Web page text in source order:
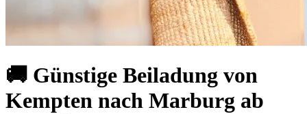
🚚 Günstige Beiladung von
Kempten nach Marburg ab